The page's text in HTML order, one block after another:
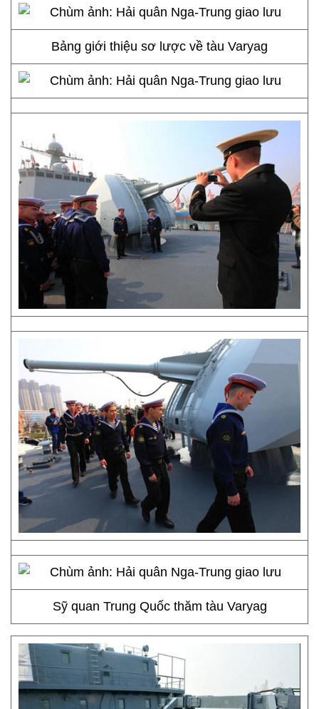
Bảng giới thiệu sơ lược về tàu Varyag
Sỹ quan Trung Quốc thăm tàu Varyag